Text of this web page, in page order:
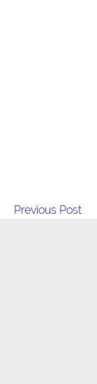
Previous Post